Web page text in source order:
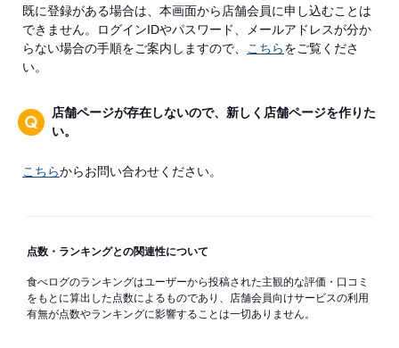
既に登録がある場合は、本画面から店舗会員に申し込むことは
できません。ログインIDやパスワード、メールアドレスが分か
らない場合の手順をご案内しますので、
こちらをご覧くださ
い。
店舗ページが存在しないので、新しく店舗ページを作りた
い。
こちらからお問い合わせください。
点数・ランキングとの関連性について
食べログのランキングはユーザーから投稿された主観的な評価・口コミ
をもとに算出した点数によるものであり、店舗会員向けサービスの利用
有無が点数やランキングに影響することは一切ありません。